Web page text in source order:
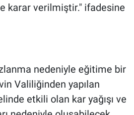
karar verilmiştir." ifadesine
nedeniyle eğitime bir
Valiliğinden yapılan
etkili olan kar yağışı ve